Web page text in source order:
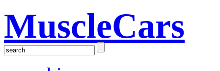
MuscleCars